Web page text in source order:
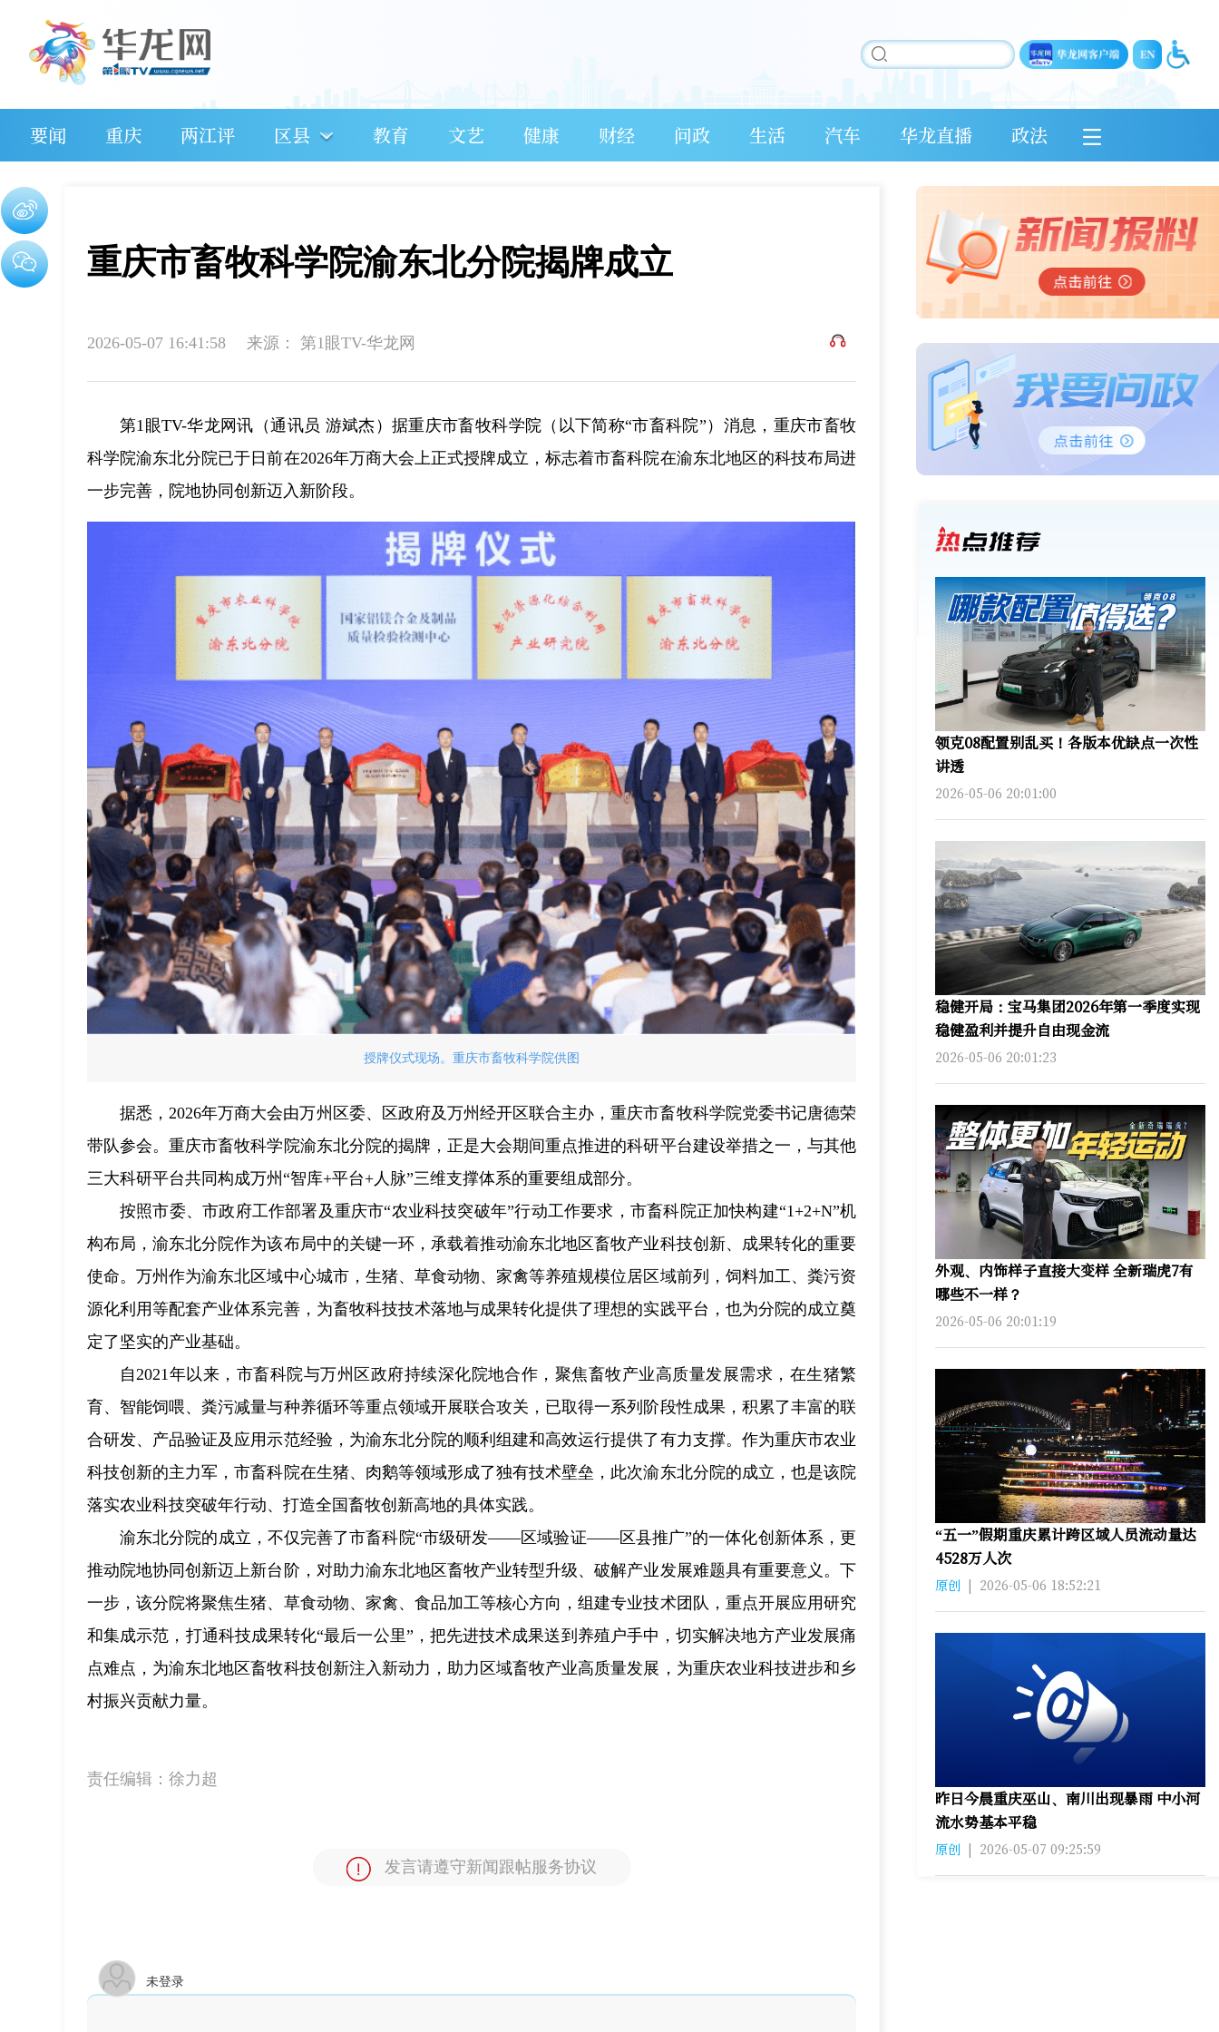
要闻 重庆 两江评 区县 教育 文艺 健康 财经 问政 生活 汽车 华龙直播 政法
重庆市畜牧科学院渝东北分院揭牌成立
2026-05-07 16:41:58 来源： 第1眼TV-华龙网
第1眼TV-华龙网讯（通讯员 游斌杰）据重庆市畜牧科学院（以下简称“市畜科院”）消息，重庆市畜牧
科学院渝东北分院已于日前在2026年万商大会上正式授牌成立，标志着市畜科院在渝东北地区的科技布局进
一步完善，院地协同创新迈入新阶段。
授牌仪式现场。重庆市畜牧科学院供图
据悉，2026年万商大会由万州区委、区政府及万州经开区联合主办，重庆市畜牧科学院党委书记唐德荣
带队参会。重庆市畜牧科学院渝东北分院的揭牌，正是大会期间重点推进的科研平台建设举措之一，与其他
三大科研平台共同构成万州“智库+平台+人脉”三维支撑体系的重要组成部分。
按照市委、市政府工作部署及重庆市“农业科技突破年”行动工作要求，市畜科院正加快构建“1+2+N”机
构布局，渝东北分院作为该布局中的关键一环，承载着推动渝东北地区畜牧产业科技创新、成果转化的重要
使命。万州作为渝东北区域中心城市，生猪、草食动物、家禽等养殖规模位居区域前列，饲料加工、粪污资
源化利用等配套产业体系完善，为畜牧科技技术落地与成果转化提供了理想的实践平台，也为分院的成立奠
定了坚实的产业基础。
自2021年以来，市畜科院与万州区政府持续深化院地合作，聚焦畜牧产业高质量发展需求，在生猪繁
育、智能饲喂、粪污减量与种养循环等重点领域开展联合攻关，已取得一系列阶段性成果，积累了丰富的联
合研发、产品验证及应用示范经验，为渝东北分院的顺利组建和高效运行提供了有力支撑。作为重庆市农业
科技创新的主力军，市畜科院在生猪、肉鹅等领域形成了独有技术壁垒，此次渝东北分院的成立，也是该院
落实农业科技突破年行动、打造全国畜牧创新高地的具体实践。
渝东北分院的成立，不仅完善了市畜科院“市级研发——区域验证——区县推广”的一体化创新体系，更
推动院地协同创新迈上新台阶，对助力渝东北地区畜牧产业转型升级、破解产业发展难题具有重要意义。下
一步，该分院将聚焦生猪、草食动物、家禽、食品加工等核心方向，组建专业技术团队，重点开展应用研究
和集成示范，打通科技成果转化“最后一公里”，把先进技术成果送到养殖户手中，切实解决地方产业发展痛
点难点，为渝东北地区畜牧科技创新注入新动力，助力区域畜牧产业高质量发展，为重庆农业科技进步和乡
村振兴贡献力量。
责任编辑： 徐力超
发言请遵守新闻跟帖服务协议
未登录
领克08配置别乱买！各版本优缺点一次性
讲透
2026-05-06 20:01:00
稳健开局：宝马集团2026年第一季度实现
稳健盈利并提升自由现金流
2026-05-06 20:01:23
外观、内饰样子直接大变样 全新瑞虎7有
哪些不一样？
2026-05-06 20:01:19
“五一”假期重庆累计跨区域人员流动量达
4528万人次
原创 | 2026-05-06 18:52:21
昨日今晨重庆巫山、南川出现暴雨 中小河
流水势基本平稳
原创 | 2026-05-07 09:25:59